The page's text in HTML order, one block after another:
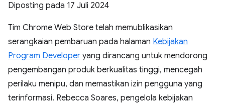
Diposting pada 17 Juli 2024
Tim Chrome Web Store telah memublikasikan
serangkaian pembaruan pada halaman Kebijakan
Program Developer yang dirancang untuk mendorong
pengembangan produk berkualitas tinggi, mencegah
perilaku menipu, dan memastikan izin pengguna yang
terinformasi. Rebecca Soares, pengelola kebijakan